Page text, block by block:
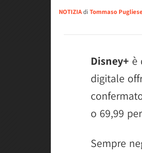
NOTIZIAdi Tommaso Pugliese
Disney+ è
digitale
o 69,99
Sempre